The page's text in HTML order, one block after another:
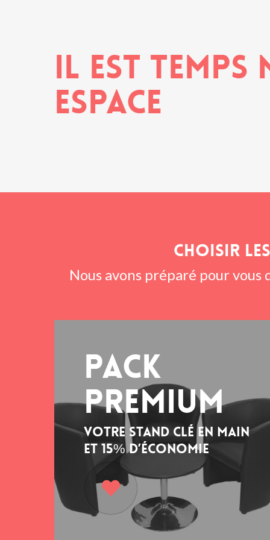
Il est
espace
Choisir
Nous avons préparé pour
Pack
premium
Votre stand clé en main
et 15% d’économie